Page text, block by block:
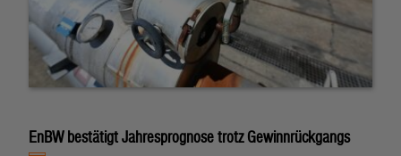
EnBW bestätigt Jahresprognose trotz Gewinnrückgangs